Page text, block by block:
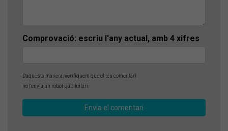
Comprovació: escriu l'any actual, amb 4 xifres
D'aquesta manera, verifiquem que el teu comentari
no l'envia un robot publicitari.